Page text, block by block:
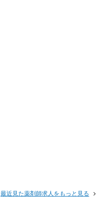
最近見た薬剤師求人をもっと見る